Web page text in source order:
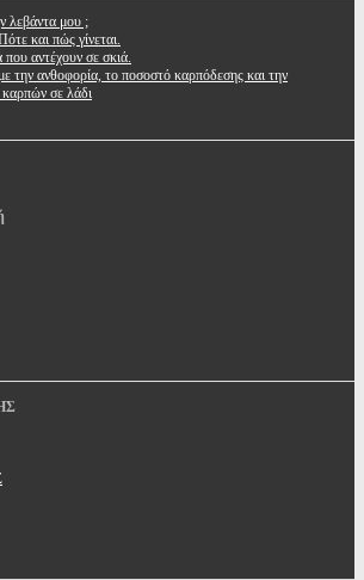
λεβάντα μου ;
και πώς γίνεται.
αντέχουν σε σκιά.
την ανθοφορία, το ποσοστό καρπόδεσης και την
καρπών σε λάδι